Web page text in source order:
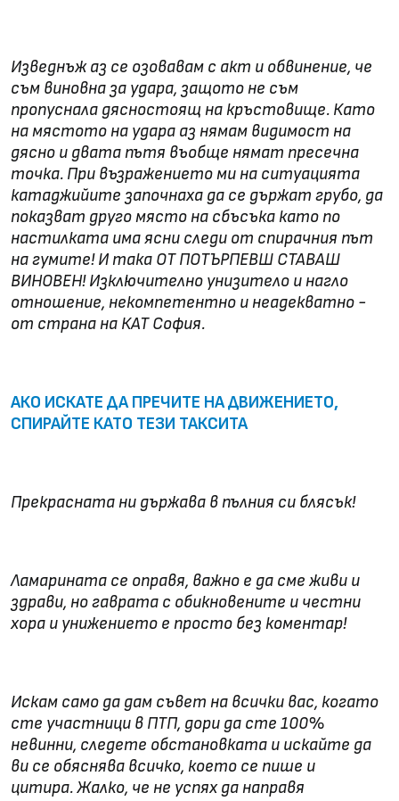
Изведнъж аз се озовавам с акт и обвинение, че
съм виновна за удара, защото не съм
пропуснала дясностоящ на кръстовище. Като
на мястото на удара аз нямам видимост на
дясно и двата пътя въобще нямат пресечна
точка. При възражението ми на ситуацията
катаджийите започнаха да се държат грубо, да
показват друго място на сбъсъка като по
настилката има ясни следи от спирачния път
на гумите! И така ОТ ПОТЪРПЕВШ СТАВАШ
ВИНОВЕН! Изключително унизитело и нагло
отношение, некомпетентно и неадекватно -
от страна на КАТ София.
АКО ИСКАТЕ ДА ПРЕЧИТЕ НА ДВИЖЕНИЕТО,
СПИРАЙТЕ КАТО ТЕЗИ ТАКСИТА
Прекрасната ни държава в пълния си блясък!
Ламарината се оправя, важно е да сме живи и
здрави, но гаврата с обикновените и честни
хора и унижението е просто без коментар!
Искам само да дам съвет на всички вас, когато
сте участници в ПТП, дори да сте 100%
невинни, следете обстановката и искайте да
ви се обяснява всичко, което се пише и
цитира. Жалко, че не успях да направя